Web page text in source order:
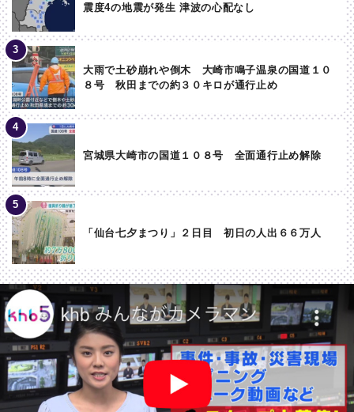
震度4の地震が発生 津波の心配なし
大雨で土砂崩れや倒木 大崎市鳴子温泉の国道１０
８号 秋田までの約３０キロが通行止め
宮城県大崎市の国道１０８号 全面通行止め解除
「仙台七夕まつり」２日目 初日の人出６６万人